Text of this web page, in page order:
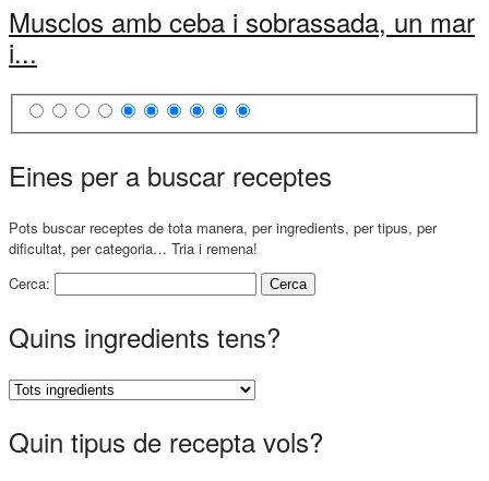
Musclos amb ceba i sobrassada, un mar
i...
Eines per a buscar receptes
Pots buscar receptes de tota manera, per ingredients, per tipus, per
dificultat, per categoria… Tria i remena!
Cerca:
Quins ingredients tens?
Quin tipus de recepta vols?